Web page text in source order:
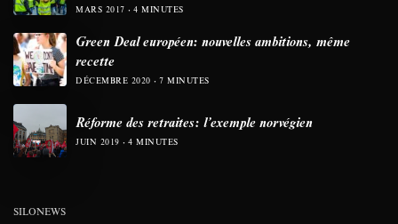
MARS 2017 4 MINUTES
Green Deal européen: nouvelles ambitions, même
recette
DÉCEMBRE 2020 7 MINUTES
Réforme des retraites: l’exemple norvégien
JUIN 2019 4 MINUTES
SILONEWS